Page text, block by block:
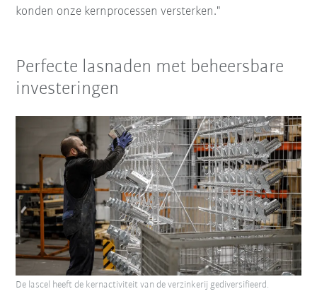
konden onze kernprocessen versterken."
Perfecte lasnaden met beheersbare
investeringen
De lascel heeft de kernactiviteit van de verzinkerij gediversifieerd.